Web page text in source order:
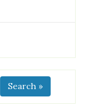
Search »